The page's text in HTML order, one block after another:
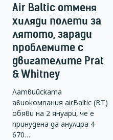
Air Baltic отменя
хиляди полети за
лятото, заради
проблемите с
двигателите Prat
& Whitney
Латвийската
авиокомпания airBaltic (BT)
обяви на 2 януари, че е
принудена да анулира 4
670…